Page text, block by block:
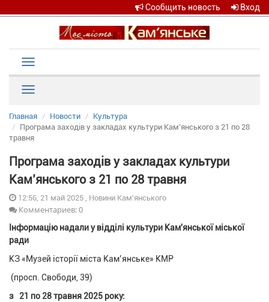
Сообщить новость Вход
navigation
Главная Новости
Культура
Програма заходів у закладах культури Кам’янського з 21 по 28
травня
Програма заходів у закладах культури
Кам’янського з 21 по 28 травня
12:56, 21 май 2025 , Новини Кам'янського
Комментариев: 0
Інформацію надали у відділі культури Кам'янської міської
ради
КЗ «Музей історії міста Кам’янське» КМР
(просп. Свободи, 39)
з 21 по 28 травня 2025 року: